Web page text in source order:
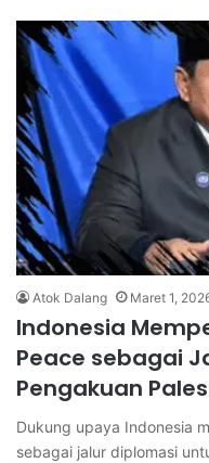
Atok Dalang Maret 1,
Indonesia
Peace sebagai
Pengakuan
Dukung upaya Indonesia
sebagai jalur diplomasi